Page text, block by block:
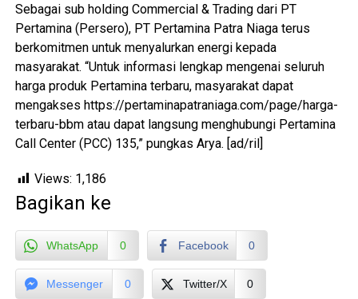
Sebagai sub holding Commercial & Trading dari PT
Pertamina (Persero), PT Pertamina Patra Niaga terus
berkomitmen untuk menyalurkan energi kepada
masyarakat. “Untuk informasi lengkap mengenai seluruh
harga produk Pertamina terbaru, masyarakat dapat
mengakses https://pertaminapatraniaga.com/page/harga-
terbaru-bbm atau dapat langsung menghubungi Pertamina
Call Center (PCC) 135,” pungkas Arya. [ad/ril]
Views: 1,186
Bagikan ke
WhatsApp 0 Facebook 0
Messenger 0 Twitter/X 0